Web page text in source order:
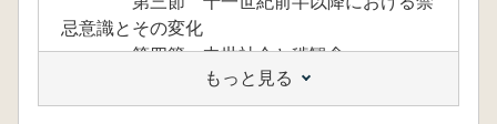
忌意識とその変化
第四節 中世社会と穢観念
第二章 中世社会における穢観念と服喪
第一節 「自発的触穢」の実態
もっと見る